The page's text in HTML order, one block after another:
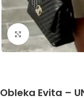
Click to enlarge
Obleka Evita –